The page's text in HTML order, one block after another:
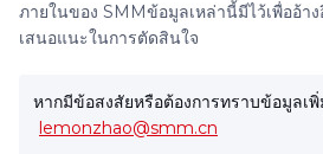
ภายในของ SMMข้อมูลเหล่านี้มีไว้เพื่ออ้า
เสนอแนะในการตัดสินใจ
หากมีข้อสงสัยหรือต้องการทราบข้อมูลเ
lemonzhao@smm.cn